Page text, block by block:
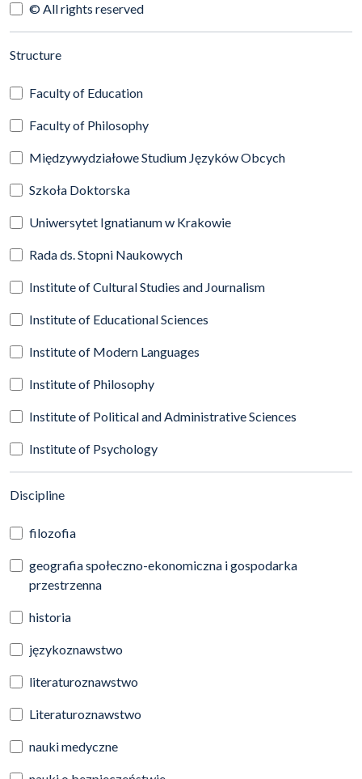
© All rights reserved
Structure(automatic content reloading)
Faculty of Education
Faculty of Philosophy
Międzywydziałowe Studium Języków Obcych
Szkoła Doktorska
Uniwersytet Ignatianum w Krakowie
Rada ds. Stopni Naukowych
Institute of Cultural Studies and Journalism
Institute of Educational Sciences
Institute of Modern Languages
Institute of Philosophy
Institute of Political and Administrative Sciences
Institute of Psychology
Discipline(automatic content reloading)
filozofia
geografia społeczno-ekonomiczna i gospodarka
przestrzenna
historia
językoznawstwo
literaturoznawstwo
Literaturoznawstwo
nauki medyczne